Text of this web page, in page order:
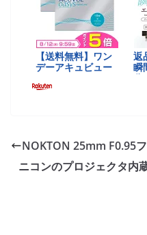
NOKTON 25mm F0.95
ニコンのプロジェクタ内